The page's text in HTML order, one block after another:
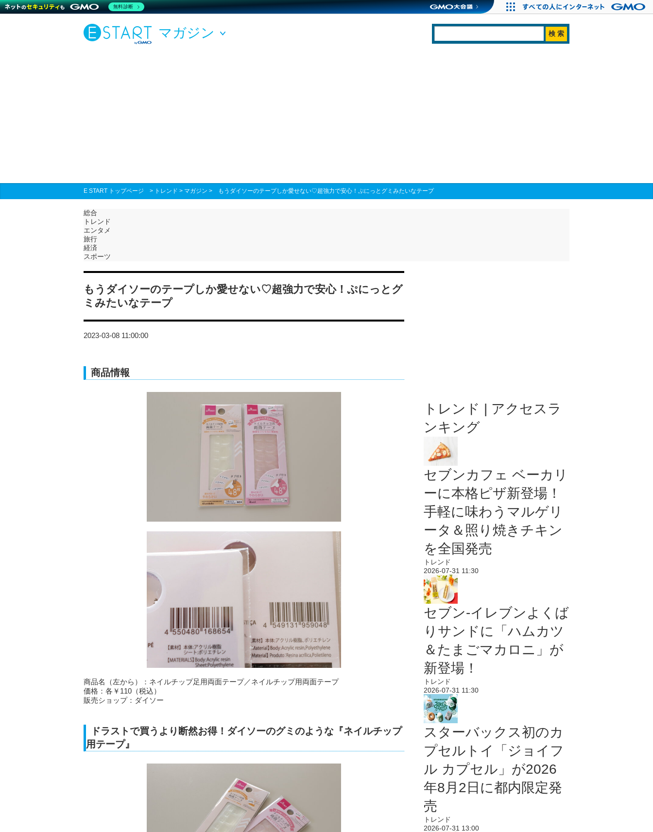
マガジン
E START トップページ > トレンド > マガジン > もうダイソーのテープしか愛せない♡超強力で安心！ぷにっとグミみたいなテープ
総合
トレンド
エンタメ
旅行
経済
スポーツ
もうダイソーのテープしか愛せない♡超強力で安心！ぷにっとグ
ミみたいなテープ
2023-03-08 11:00:00
商品情報
商品名（左から）：ネイルチップ足用両面テープ／ネイルチップ用両面テープ
価格：各￥110（税込）
販売ショップ：ダイソー
ドラストで買うより断然お得！ダイソーのグミのような『ネイルチップ
用テープ』
トレンド | アクセスラ
ンキング
セブンカフェ ベーカリ
ーに本格ピザ新登場！
手軽に味わうマルゲリ
ータ＆照り焼きチキン
を全国発売
トレンド
2026-07-31 11:30
セブン‐イレブンよくば
りサンドに「ハムカツ
＆たまごマカロニ」が
新登場！
トレンド
2026-07-31 11:30
スターバックス初のカ
プセルトイ「ジョイフ
ル カプセル」が2026
年8月2日に都内限定発
売
トレンド
2026-07-31 13:00
無料診断